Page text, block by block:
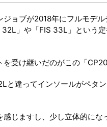
ジョブが2018年にフルモデル
32L」や「FIS 33L」という
受け継いだのがこの「
と違ってインソールがペタ
感じますし、少し立体的にな